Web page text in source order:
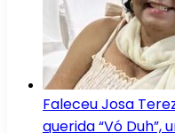
Faleceu Josa
querida “Vó Duh”,